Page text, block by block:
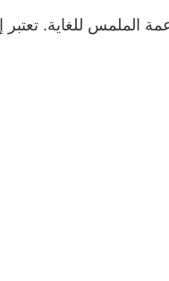
الملمس للغاية. تعتبر